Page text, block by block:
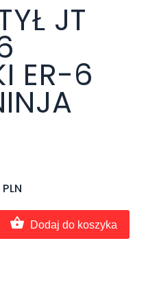
JT
ER-6
Dodaj do koszyka